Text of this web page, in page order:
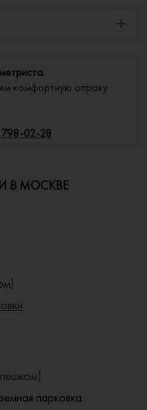
комфортную оправу
798-02-28
В МОСКВЕ
парковка